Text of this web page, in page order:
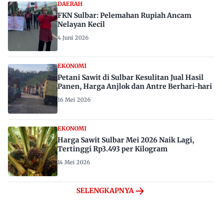
DAERAH
FKN Sulbar: Pelemahan Rupiah Ancam
Nelayan Kecil
4 Juni 2026
EKONOMI
Petani Sawit di Sulbar Kesulitan Jual Hasil
Panen, Harga Anjlok dan Antre Berhari-hari
16 Mei 2026
EKONOMI
Harga Sawit Sulbar Mei 2026 Naik Lagi,
Tertinggi Rp3.493 per Kilogram
14 Mei 2026
SELENGKAPNYA